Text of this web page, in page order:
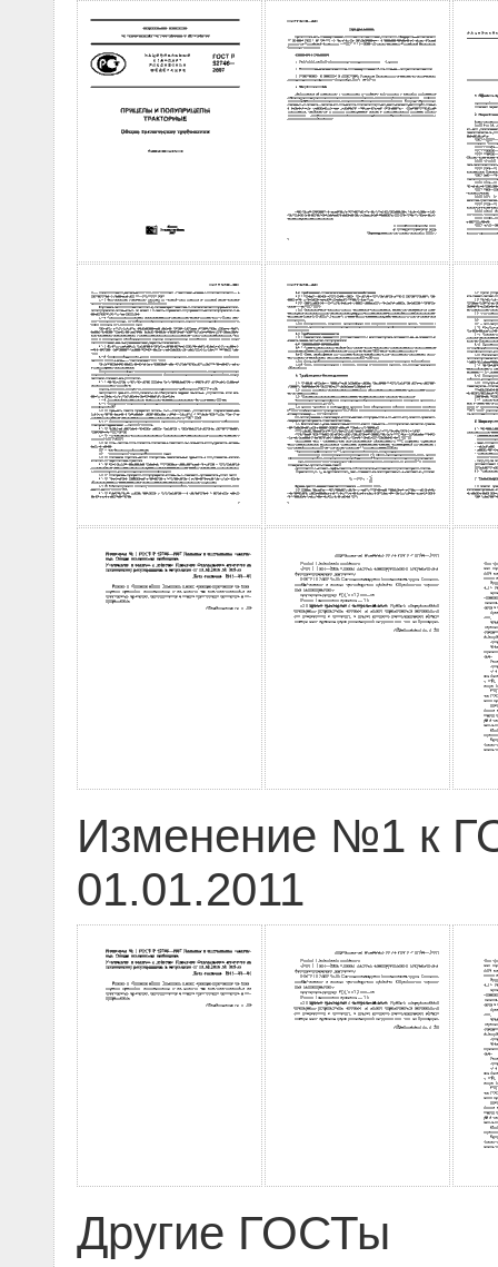
Изменение №1 к
01.01.2011
Другие ГОСТы